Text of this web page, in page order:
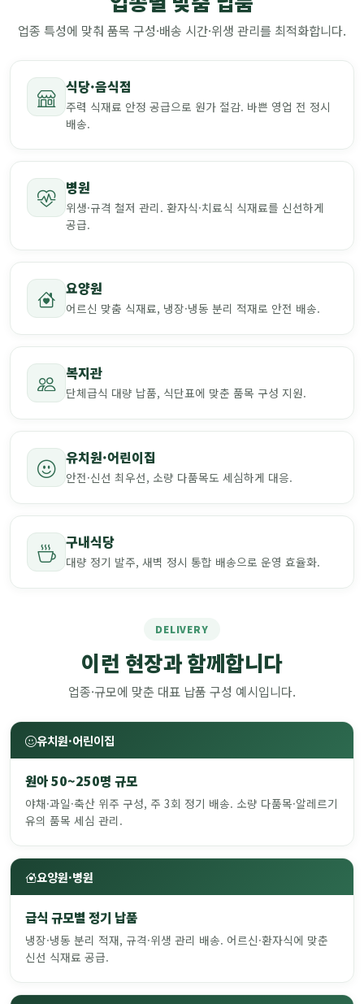
업종 특성에 맞춰 품목 구성·배송 시간·위생 관리를 최적화합니다.
식당·음식점
주력 식재료 안정 공급으로 원가 절감. 바쁜 영업 전 정시
배송.
병원
위생·규격 철저 관리. 환자식·치료식 식재료를 신선하게
공급.
요양원
어르신 맞춤 식재료, 냉장·냉동 분리 적재로 안전 배송.
복지관
단체급식 대량 납품, 식단표에 맞춘 품목 구성 지원.
유치원·어린이집
안전·신선 최우선, 소량 다품목도 세심하게 대응.
구내식당
대량 정기 발주, 새벽 정시 통합 배송으로 운영 효율화.
DELIVERY
이런 현장과 함께합니다
업종·규모에 맞춘 대표 납품 구성 예시입니다.
유치원·어린이집
원아 50~250명 규모
야채·과일·축산 위주 구성, 주 3회 정기 배송. 소량 다품목·알레르기
유의 품목 세심 관리.
요양원·병원
급식 규모별 정기 납품
냉장·냉동 분리 적재, 규격·위생 관리 배송. 어르신·환자식에 맞춘
신선 식재료 공급.